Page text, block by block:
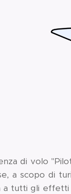
di volo
a scopo di
a tutti gli effetti